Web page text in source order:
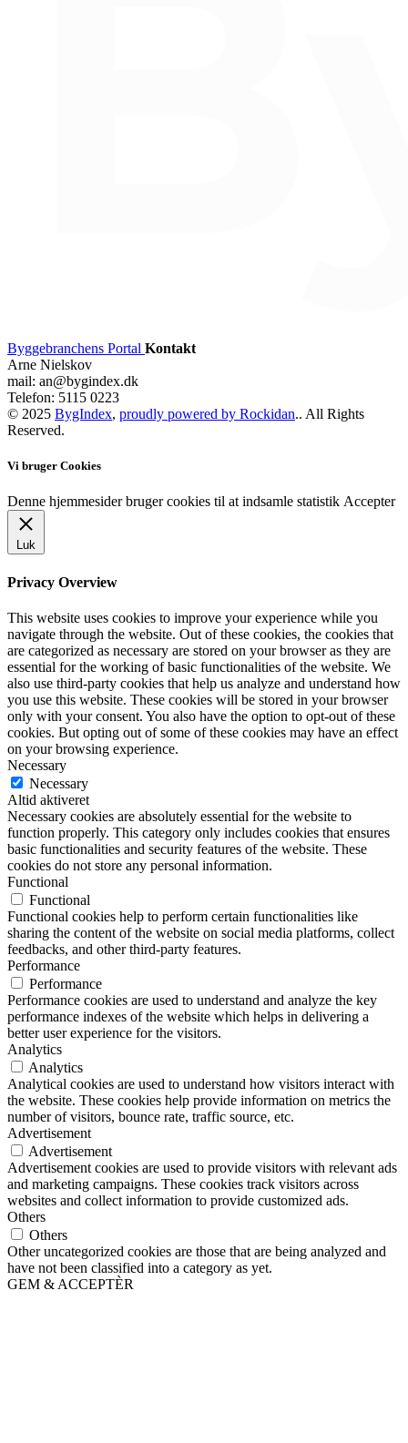
Byggebranchens Portal Kontakt
Arne Nielskov
mail: an@bygindex.dk
Telefon: 5115 0223
© 2025 BygIndex, proudly powered by Rockidan.. All Rights
Reserved.
Vi bruger Cookies
Denne hjemmesider bruger cookies til at indsamle statistik Accepter
Luk
Privacy Overview
This website uses cookies to improve your experience while you
navigate through the website. Out of these cookies, the cookies that
are categorized as necessary are stored on your browser as they are
essential for the working of basic functionalities of the website. We
also use third-party cookies that help us analyze and understand how
you use this website. These cookies will be stored in your browser
only with your consent. You also have the option to opt-out of these
cookies. But opting out of some of these cookies may have an effect
on your browsing experience.
Necessary
Necessary
Altid aktiveret
Necessary cookies are absolutely essential for the website to
function properly. This category only includes cookies that ensures
basic functionalities and security features of the website. These
cookies do not store any personal information.
Functional
Functional
Functional cookies help to perform certain functionalities like
sharing the content of the website on social media platforms, collect
feedbacks, and other third-party features.
Performance
Performance
Performance cookies are used to understand and analyze the key
performance indexes of the website which helps in delivering a
better user experience for the visitors.
Analytics
Analytics
Analytical cookies are used to understand how visitors interact with
the website. These cookies help provide information on metrics the
number of visitors, bounce rate, traffic source, etc.
Advertisement
Advertisement
Advertisement cookies are used to provide visitors with relevant ads
and marketing campaigns. These cookies track visitors across
websites and collect information to provide customized ads.
Others
Others
Other uncategorized cookies are those that are being analyzed and
have not been classified into a category as yet.
GEM & ACCEPTÈR